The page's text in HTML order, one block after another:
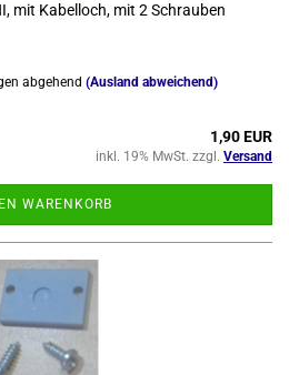
mit Ka­bel­loch, mit 2 Schrau­ben
abgehend (Ausland abweichend)
1,90 EUR
inkl. 19% MwSt. zzgl. Versand
WARENKORB